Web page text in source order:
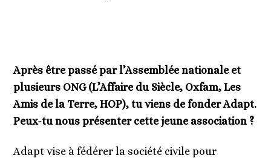
Après être passé par l’Assemblée nationale et
plusieurs ONG (L’Affaire du Siècle, Oxfam, Les
Amis de la Terre, HOP), tu viens de fonder Adapt.
Peux-tu nous présenter cette jeune association ?
Adapt vise à fédérer la société civile pour